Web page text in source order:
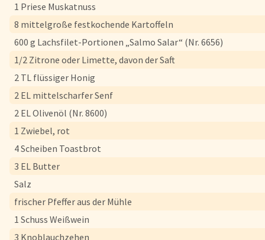
Presse & News
Rezepte
Nährwerte & Allergene
Herkunftsländer
Lieferwagen
Login
Startseite
Genussflyer
Kontakt
Impressum
AGB & Datenschutz
Registrieren
1 Priese Muskatnuss
8 mittelgroße festkochende Kartoffeln
600 g Lachsfilet-Portionen „Salmo Salar“ (Nr. 6656)
1/2 Zitrone oder Limette, davon der Saft
2 TL flüssiger Honig
2 EL mittelscharfer Senf
2 EL Olivenöl (Nr. 8600)
1 Zwiebel, rot
4 Scheiben Toastbrot
3 EL Butter
Salz
frischer Pfeffer aus der Mühle
1 Schuss Weißwein
3 Knoblauchzehen